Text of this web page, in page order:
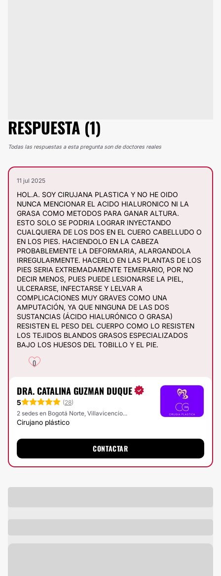
RESPUESTA (1)
Todas las respuestas a esta pregunta son de doctores reales
11 jul 2025
HOL.A. SOY CIRUJANA PLASTICA Y NO HE OIDO
NUNCA MENCIONAR EL ACIDO HIALURONICO NI LA
GRASA COMO METODOS PARA GANAR ALTURA.
ESTO SOLO SE PODRIA LOGRAR INYECTANDO
CUALQUIERA DE LOS DOS EN EL CUERO CABELLUDO O
EN LOS PIES. HACIENDOLO EN LA CABEZA
PROBABLEMENTE LA DEFORMARIA, ALARGANDOLA
IRREGULARMENTE. HACERLO EN LAS PLANTAS DE LOS
PIES SERIA EXTREMADAMENTE TEMERARIO, POR NO
DECIR MENOS, PUES PUEDE LESIONARSE LA PIEL,
ULCERARSE, INFECTARSE Y LELVAR A
COMPLICACIONES MUY GRAVES COMO UNA
AMPUTACIÓN, YA QUE NINGUNA DE LAS DOS
SUSTANCIAS (ÁCIDO HIALURÓNICO O GRASA)
RESISTEN EL PESO DEL CUERPO COMO LO RESISTEN
LOS TEJIDOS BLANDOS GRASOS ESPECIALIZADOS
BAJO LOS HUESOS DEL TOBILLO Y EL PIE.
0
DRA. CATALINA GUZMAN DUQUE
5 (28)
2 sedes en Bogotá Norte, Villavicencio...
Cirujano plástico
CONTACTAR